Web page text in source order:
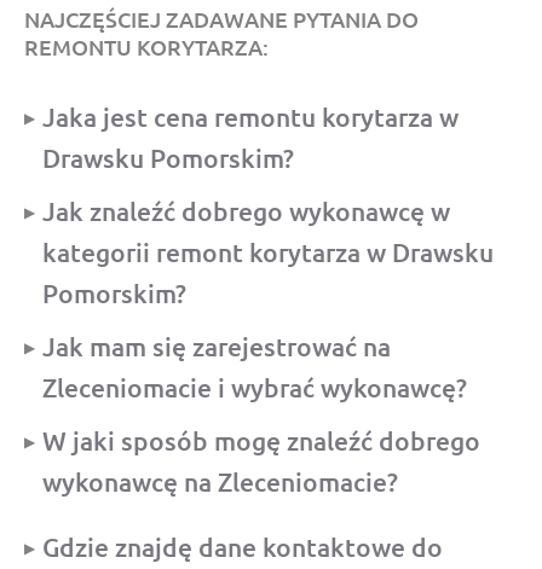
NAJCZĘŚCIEJ ZADAWANE PYTANIA DO
REMONTU KORYTARZA:
Jaka jest cena remontu korytarza w
Drawsku Pomorskim?
Jak znaleźć dobrego wykonawcę w
kategorii remont korytarza w Drawsku
Pomorskim?
Jak mam się zarejestrować na
Zleceniomacie i wybrać wykonawcę?
W jaki sposób mogę znaleźć dobrego
wykonawcę na Zleceniomacie?
Gdzie znajdę dane kontaktowe do